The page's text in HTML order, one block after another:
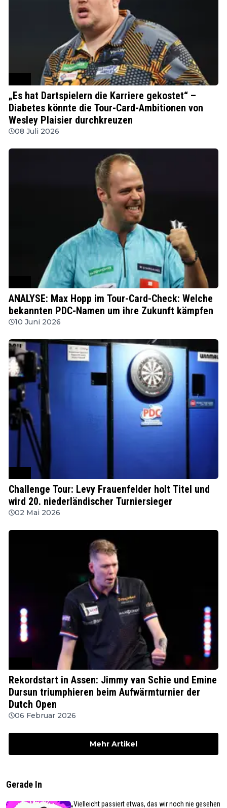
„Es hat Dartspielern die Karriere gekostet“ –
Diabetes könnte die Tour-Card-Ambitionen von
Wesley Plaisier durchkreuzen
08 Juli 2026
ANALYSE: Max Hopp im Tour-Card-Check: Welche
bekannten PDC-Namen um ihre Zukunft kämpfen
10 Juni 2026
Challenge Tour: Levy Frauenfelder holt Titel und
wird 20. niederländischer Turniersieger
02 Mai 2026
Rekordstart in Assen: Jimmy van Schie und Emine
Dursun triumphieren beim Aufwärmturnier der
Dutch Open
06 Februar 2026
Mehr Artikel
Gerade In
„Vielleicht passiert etwas, das wir noch nie gesehen